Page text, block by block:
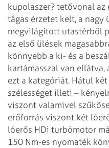
kupolaszer? tetővonal
tágas érzetet kelt, a
megvilágított utastérből
az első ülések
könnyebb a ki- és a
kartámasszal van
ezt a kategóriát. Hátul
szélességet illeti –
viszont valamivel
erőforrás viszont két
lóerős HDi turbómotor
150 Nm-es nyomaték